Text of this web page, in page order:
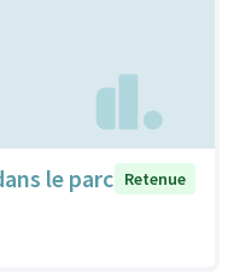
le parc Retenue